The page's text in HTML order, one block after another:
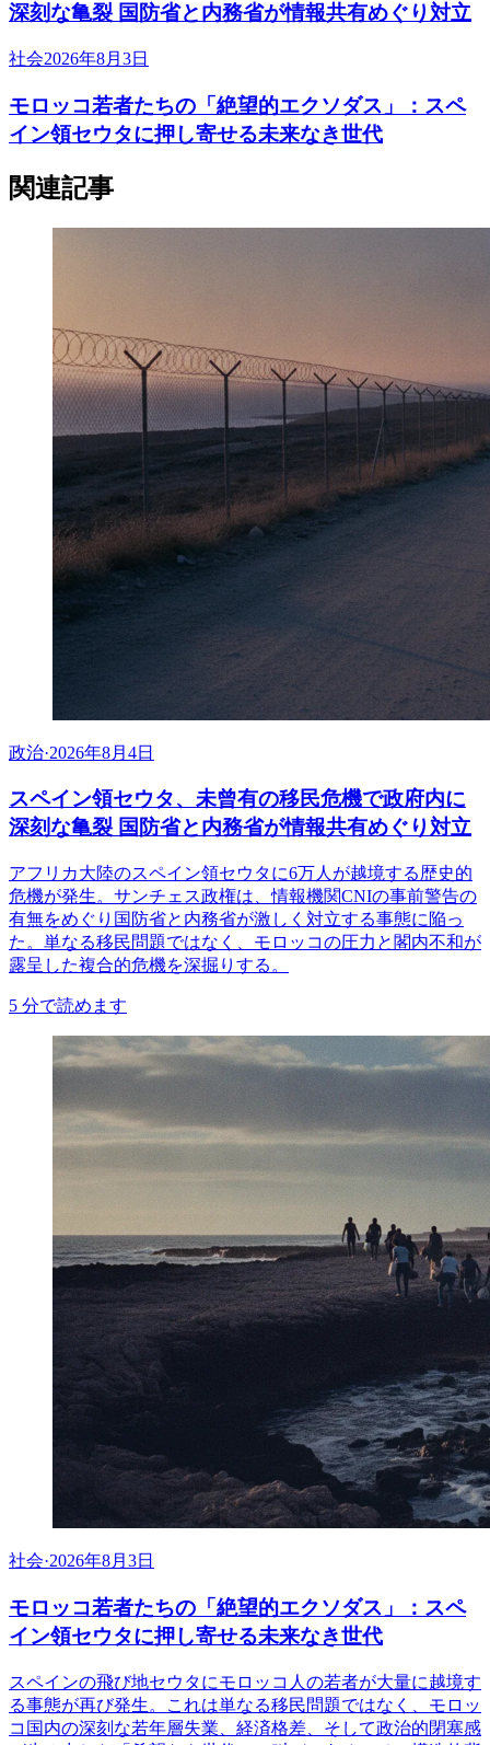
深刻な亀裂 国防省と内務省が情報共有めぐり対立
社会2026年8月3日
モロッコ若者たちの「絶望的エクソダス」：スペ
イン領セウタに押し寄せる未来なき世代
関連記事
政治·2026年8月4日
スペイン領セウタ、未曾有の移民危機で政府内に
深刻な亀裂 国防省と内務省が情報共有めぐり対立
アフリカ大陸のスペイン領セウタに6万人が越境する歴史的
危機が発生。サンチェス政権は、情報機関CNIの事前警告の
有無をめぐり国防省と内務省が激しく対立する事態に陥っ
た。単なる移民問題ではなく、モロッコの圧力と閣内不和が
露呈した複合的危機を深掘りする。
5 分で読めます
社会·2026年8月3日
モロッコ若者たちの「絶望的エクソダス」：スペ
イン領セウタに押し寄せる未来なき世代
スペインの飛び地セウタにモロッコ人の若者が大量に越境す
る事態が再び発生。これは単なる移民問題ではなく、モロッ
コ国内の深刻な若年層失業、経済格差、そして政治的閉塞感